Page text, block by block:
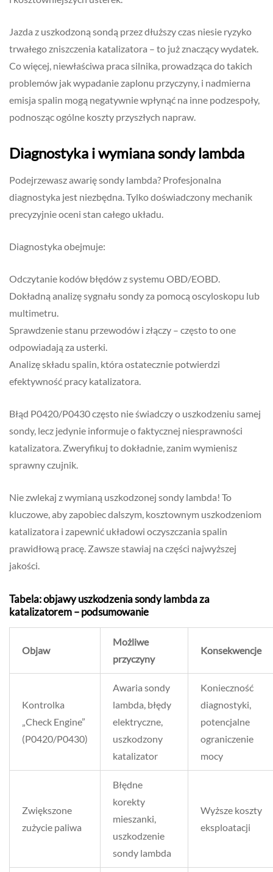
Jazda z uszkodzoną sondą przez dłuższy czas niesie ryzyko
trwałego zniszczenia katalizatora – to już znaczący wydatek.
Co więcej, niewłaściwa praca silnika, prowadząca do takich
problemów jak wypadanie zaplonu przyczyny, i nadmierna
emisja spalin mogą negatywnie wpłynąć na inne podzespoły,
podnosząc ogólne koszty przyszłych napraw.
Diagnostyka i wymiana sondy lambda
Podejrzewasz awarię sondy lambda? Profesjonalna
diagnostyka jest niezbędna. Tylko doświadczony mechanik
precyzyjnie oceni stan całego układu.
Diagnostyka obejmuje:
Odczytanie kodów błędów z systemu OBD/EOBD.
Dokładną analizę sygnału sondy za pomocą oscyloskopu lub
multimetru.
Sprawdzenie stanu przewodów i złączy – często to one
odpowiadają za usterki.
Analizę składu spalin, która ostatecznie potwierdzi
efektywność pracy katalizatora.
Błąd P0420/P0430 często nie świadczy o uszkodzeniu samej
sondy, lecz jedynie informuje o faktycznej niesprawności
katalizatora. Zweryfikuj to dokładnie, zanim wymienisz
sprawny czujnik.
Nie zwlekaj z wymianą uszkodzonej sondy lambda! To
kluczowe, aby zapobiec dalszym, kosztownym uszkodzeniom
katalizatora i zapewnić układowi oczyszczania spalin
prawidłową pracę. Zawsze stawiaj na części najwyższej
jakości.
Tabela: objawy uszkodzenia sondy lambda za
katalizatorem – podsumowanie
Objaw
Możliwe
przyczyny
Konsekwencje
Kontrolka
„Check Engine”
(P0420/P0430)
Awaria sondy
lambda, błędy
elektryczne,
uszkodzony
katalizator
Konieczność
diagnostyki,
potencjalne
ograniczenie
mocy
Zwiększone
zużycie paliwa
Błędne
korekty
mieszanki,
uszkodzenie
sondy lambda
Wyższe koszty
eksploatacji